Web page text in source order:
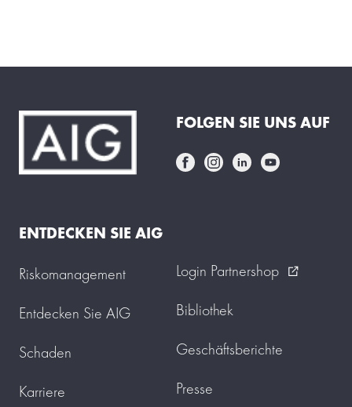
FOLGEN SIE UNS AUF
ENTDECKEN SIE AIG
Riskomanagement
Entdecken Sie AIG
Schaden
Karriere
Login Partnershop external_link
Bibliothek
Geschäftsberichte
Presse